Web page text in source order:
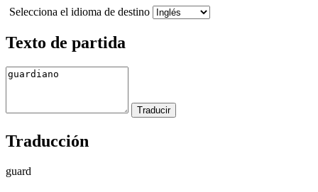
Selecciona el idioma de destino
Texto de partida
Traducción
guard